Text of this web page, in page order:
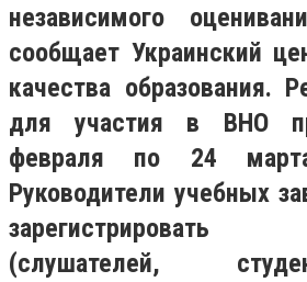
независимого
сообщает Украинский
качества образования.
для участия в ВНО
февраля по 24
Руководители учебных
(слушателей,